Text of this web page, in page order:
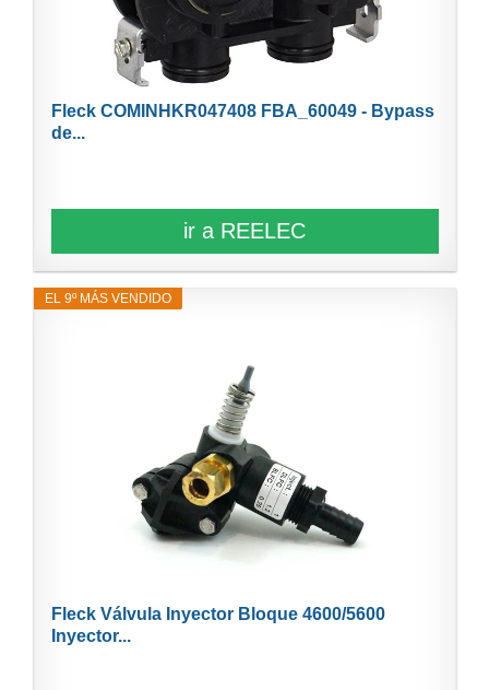
Fleck COMINHKR047408 FBA_60049 - Bypass
de...
ir a REELEC
EL 9º MÁS VENDIDO
Fleck Válvula Inyector Bloque 4600/5600
Inyector...